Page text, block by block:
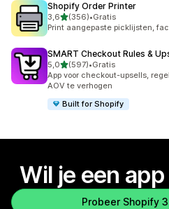
Shopify Order Printer
3,6van 5 sterren
(356)
356 recensies in totaal
•Gratis
Print aangepaste picklijsten,
SMART Checkout Rules &
5,0van 5 sterren
(597)
597 recensies in totaal
•Gratis
App voor checkout-upsells,
AOV te verhogen
Built for Shopify
Wil je een
Probeer Shopify